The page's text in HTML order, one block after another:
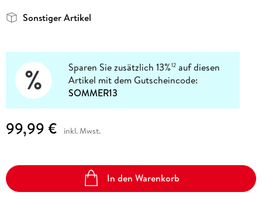
Sonstiger Artikel
Sparen Sie zusätzlich 13%12 auf diesen
Artikel mit dem Gutscheincode:
SOMMER13
99,99 € inkl. Mwst.
In den Warenkorb